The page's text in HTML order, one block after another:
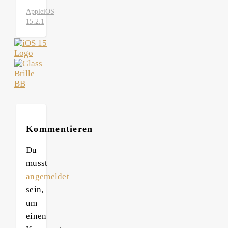
AppleiOS
15.2.1
Kommentieren
Du
musst
angemeldet
sein,
um
einen